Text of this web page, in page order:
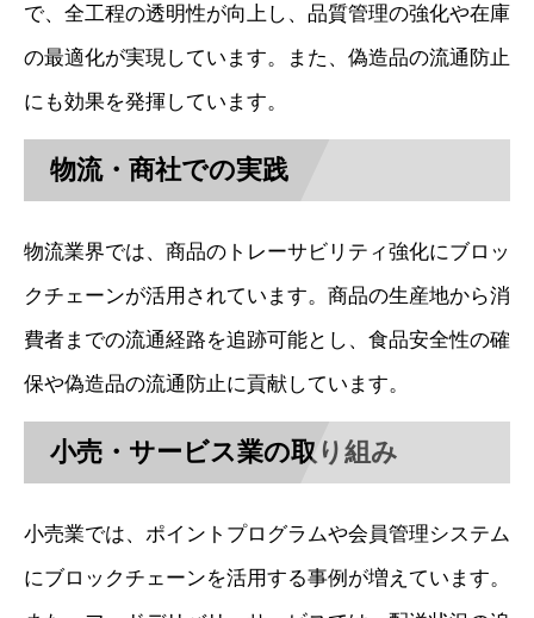
で、全工程の透明性が向上し、品質管理の強化や在庫
の最適化が実現しています。また、偽造品の流通防止
にも効果を発揮しています。
物流・商社での実践
物流業界では、商品のトレーサビリティ強化にブロッ
クチェーンが活用されています。商品の生産地から消
費者までの流通経路を追跡可能とし、食品安全性の確
保や偽造品の流通防止に貢献しています。
小売・サービス業の取り組み
小売業では、ポイントプログラムや会員管理システム
にブロックチェーンを活用する事例が増えています。